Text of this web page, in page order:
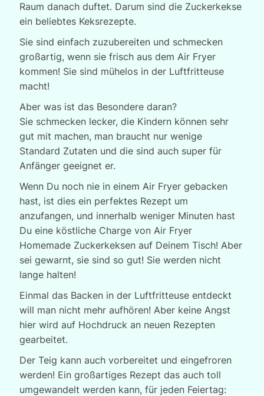
Raum danach duftet. Darum sind die Zuckerkekse
ein beliebtes Keksrezepte.
Sie sind einfach zuzubereiten und schmecken
großartig, wenn sie frisch aus dem Air Fryer
kommen! Sie sind mühelos in der Luftfritteuse
macht!
Aber was ist das Besondere daran?
Sie schmecken lecker, die Kindern können sehr
gut mit machen, man braucht nur wenige
Standard Zutaten und die sind auch super für
Anfänger geeignet er.
Wenn Du noch nie in einem Air Fryer gebacken
hast, ist dies ein perfektes Rezept um
anzufangen, und innerhalb weniger Minuten hast
Du eine köstliche Charge von Air Fryer
Homemade Zuckerkeksen auf Deinem Tisch! Aber
sei gewarnt, sie sind so gut! Sie werden nicht
lange halten!
Einmal das Backen in der Luftfritteuse entdeckt
will man nicht mehr aufhören! Aber keine Angst
hier wird auf Hochdruck an neuen Rezepten
gearbeitet.
Der Teig kann auch vorbereitet und eingefroren
werden! Ein großartiges Rezept das auch toll
umgewandelt werden kann, für jeden Feiertag: